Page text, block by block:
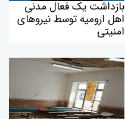
بازداشت یک فعال مدنی
اهل ارومیە توسط نیروهای
امنیتی